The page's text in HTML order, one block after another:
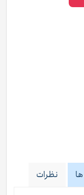
نظرات